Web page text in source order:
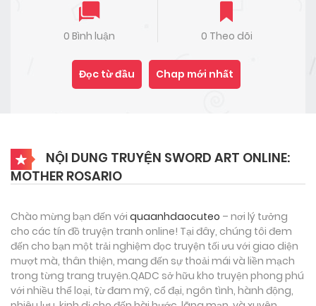
0 Bình luận 0 Theo dõi
Đọc từ đầu Chap mới nhất
NỘI DUNG TRUYỆN SWORD ART ONLINE:
MOTHER ROSARIO
Chào mừng bạn đến với quaanhdaocuteo – nơi lý tưởng
cho các tín đồ truyện tranh online! Tại đây, chúng tôi đem
đến cho bạn một trải nghiệm đọc truyện tối ưu với giao diện
mượt mà, thân thiện, mang đến sự thoải mái và liền mạch
trong từng trang truyện.QADC sở hữu kho truyện phong phú
với nhiều thể loại, từ đam mỹ, cổ đại, ngôn tình, hành động,